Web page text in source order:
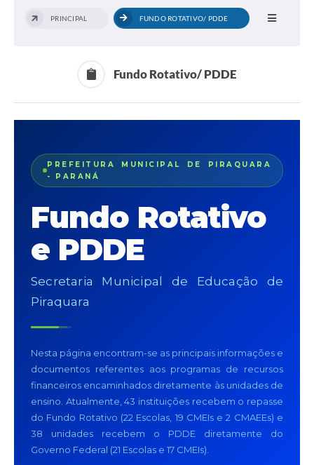
PRINCIPAL FUNDO ROTATIVO/ PDDE
Fundo Rotativo/ PDDE
PREFEITURA MUNICIPAL DE PIRAQUARA
- PARANÁ
Fundo Rotativo
e PDDE
Secretaria Municipal de Educação de
Piraquara
Nesta página encontram-se as principais informações e
documentos referentes aos programas de recursos
financeiros encaminhados diretamente às unidades de
ensino. Atualmente, 43 instituições recebem o repasse
do Fundo Rotativo (22 Escolas, 19 CMEIs e 2 CMAEEs) e
38 unidades recebem o PDDE diretamente do
Governo Federal (21 Escolas e 17 CMEIs).